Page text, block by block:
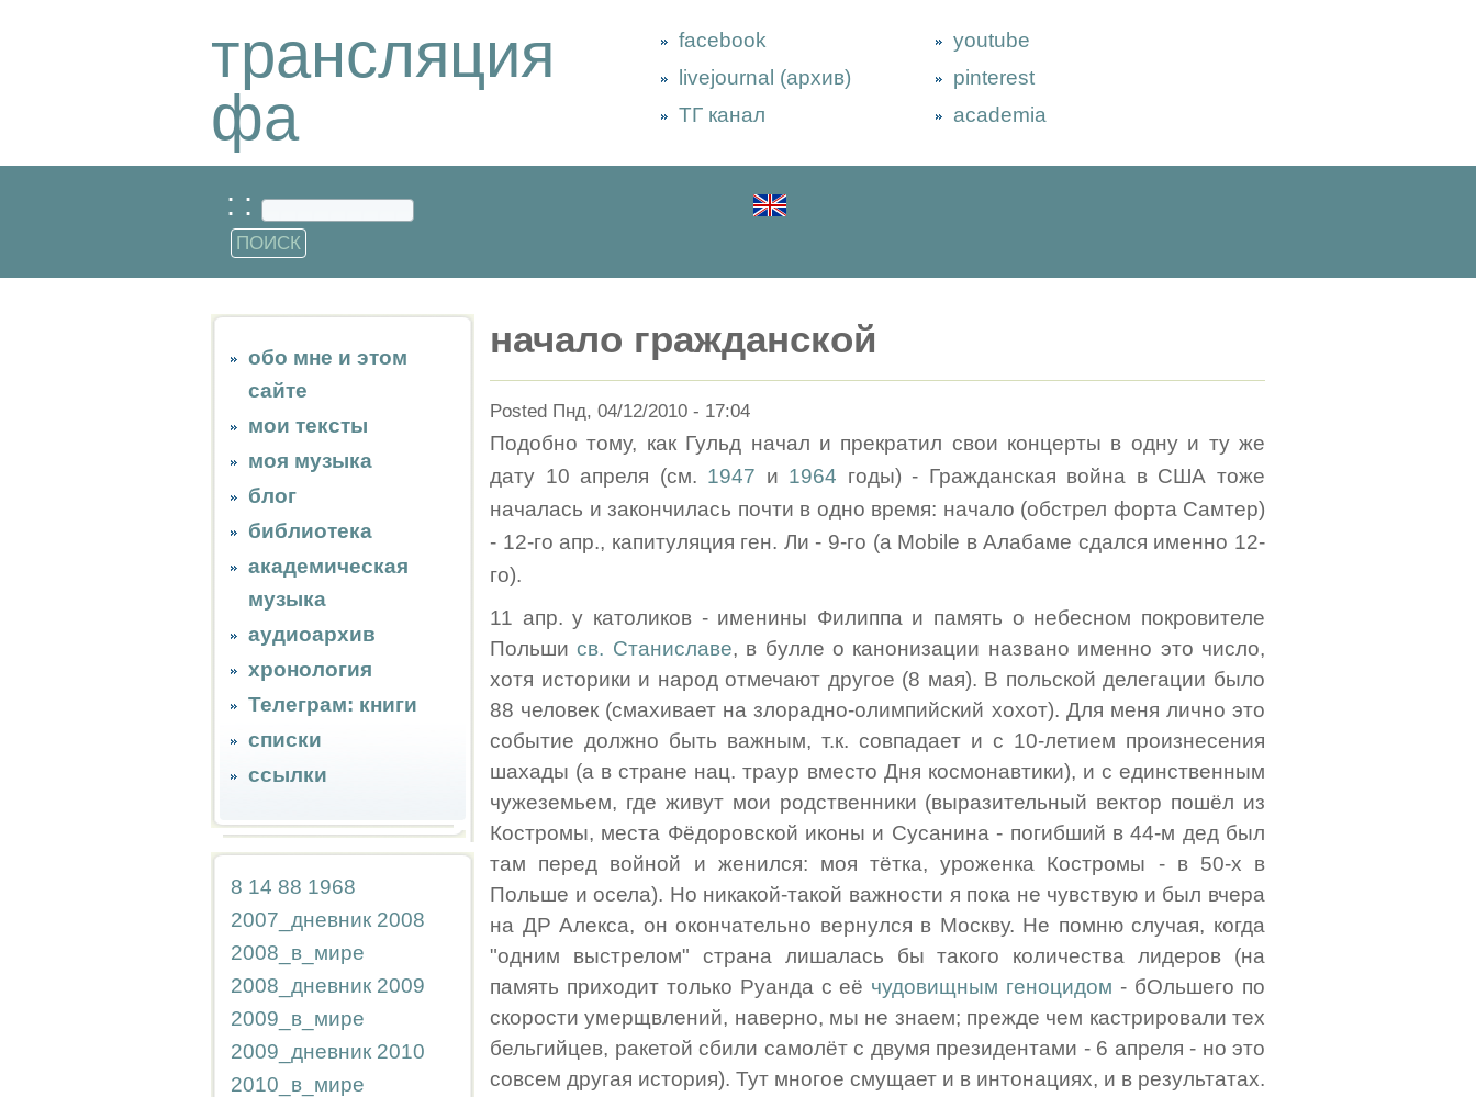
трансляция
фа
facebook
livejournal (архив)
ТГ канал
youtube
pinterest
academia
: :
обо мне и этом
сайте
мои тексты
моя музыка
блог
библиотека
академическая
музыка
аудиоархив
хронология
Телеграм: книги
списки
ссылки
8 14 88 1968
2007_дневник 2008
2008_в_мире
2008_дневник 2009
2009_в_мире
2009_дневник 2010
2010_в_мире
начало гражданской
Posted Пнд, 04/12/2010 - 17:04
Подобно тому, как Гульд начал и прекратил свои концерты в одну и ту же
дату 10 апреля (см. 1947 и 1964 годы) - Гражданская война в США тоже
началась и закончилась почти в одно время: начало (обстрел форта Самтер)
- 12-го апр., капитуляция ген. Ли - 9-го (а Mobile в Алабаме сдался именно 12-
го).
11 апр. у католиков - именины Филиппа и память о небесном покровителе
Польшисв. Станиславе, в булле о канонизации названо именно это число,
хотя историки и народ отмечают другое (8 мая). В польской делегации было
88 человек (смахивает на злорадно-олимпийский хохот). Для меня лично это
событие должно быть важным, т.к. совпадает и с 10-летием произнесения
шахады (а в стране нац. траур вместо Дня космонавтики), и с единственным
чужеземьем, где живут мои родственники (выразительный вектор пошёл из
Костромы, места Фёдоровской иконы и Сусанина - погибший в 44-м дед был
там перед войной и женился: моя тётка, уроженка Костромы - в 50-х в
Польше и осела). Но никакой-такой важности я пока не чувствую и был вчера
на ДР Алекса, он окончательно вернулся в Москву. Не помню случая, когда
"одним выстрелом" страна лишалась бы такого количества лидеров (на
память приходит только Руанда с её чудовищным геноцидом - бОльшего по
скорости умерщвлений, наверно, мы не знаем; прежде чем кастрировали тех
бельгийцев, ракетой сбили самолёт с двумя президентами - 6 апреля - но это
совсем другая история). Тут многое смущает и в интонациях, и в результатах.